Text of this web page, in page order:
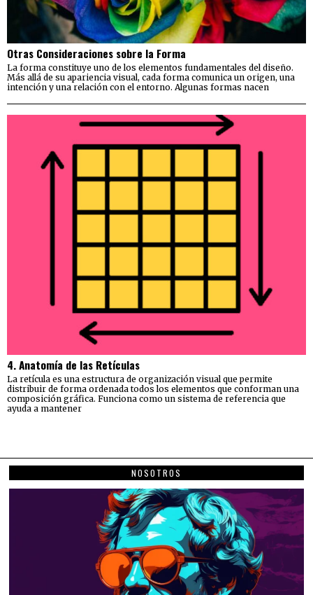
Otras Consideraciones sobre la Forma
La forma constituye uno de los elementos fundamentales del diseño.
Más allá de su apariencia visual, cada forma comunica un origen, una
intención y una relación con el entorno. Algunas formas nacen
4. Anatomía de las Retículas
La retícula es una estructura de organización visual que permite
distribuir de forma ordenada todos los elementos que conforman una
composición gráfica. Funciona como un sistema de referencia que
ayuda a mantener
NOSOTROS